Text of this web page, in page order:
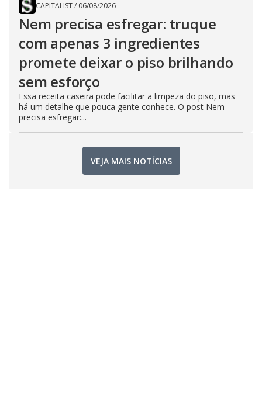
CAPITALIST/ 06/08/2026
Nem precisa esfregar: truque
com apenas 3 ingredientes
promete deixar o piso brilhando
sem esforço
Essa receita caseira pode facilitar a limpeza do piso, mas
há um detalhe que pouca gente conhece. O post Nem
precisa esfregar:...
VEJA MAIS NOTÍCIAS